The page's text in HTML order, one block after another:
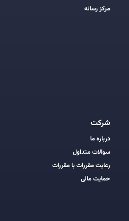
مرکز رسانه
شرکت
درباره ما
سوالات متداول
رعایت مقررات با مقررات
حمایت مالی